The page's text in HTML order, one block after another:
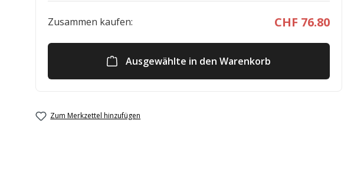
Zusammen kaufen: CHF 76.80
Ausgewählte in den Warenkorb
Zum Merkzettel hinzufügen